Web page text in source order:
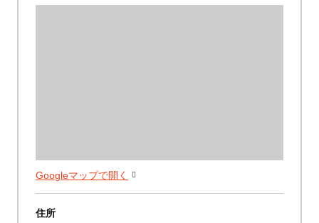
Googleマップで開く
住所